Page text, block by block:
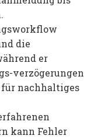
die
er
verzögerungen
nachhaltiges
kann Fehler